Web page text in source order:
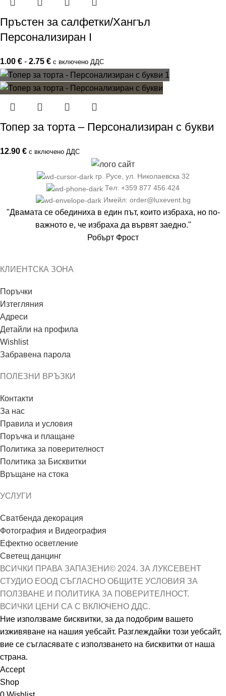
Пръстен за салфетки/Хангъл
Персонализиран I
1.00 € - 2.75 € с включено ДДС
Топер за торта – Персонализиран с букви
12.90 € с включено ДДС
гр. Русе, ул. Николаевска 32
Тел: +359 877 456 424
Имейл: order@luxevent.bg
"Двамата се обединиха в един път, които избраха, но по-
важното е, че избраха да вървят заедно."
Робърт Фрост
КЛИЕНТСКА ЗОНА
Поръчки
Изтегляния
Адреси
Детайли на профила
Wishlist
Забравена парола
ПОЛЕЗНИ ВРЪЗКИ
Контакти
За нас
Правила и условия
Поръчка и плащане
Политика за поверителност
Политика за Бисквитки
Връщане на стока
УСЛУГИ
Сватбенда декорация
Фотография и Видеография
Ефектно осветление
Светещ данцинг
ВСИЧКИ ПРАВА ЗАПАЗЕНИ© 2024. ЗА ЛУКСЕВЕНТ
СТУДИО ЕООД СЪГЛАСНО ОБЩИТЕ УСЛОВИЯ ЗА
ПОЛЗВАНЕ И ПОЛИТИКА ЗА ПОВЕРИТЕЛНОСТ.
ВСИЧКИ ЦЕНИ СА С ВКЛЮЧЕНО ДДС.
Ние използваме бисквитки, за да подобрим вашето
изживяване на нашия уебсайт. Разглеждайки този уебсайт,
вие се съгласявате с използването на бисквитки от наша
страна.
Accept
Shop